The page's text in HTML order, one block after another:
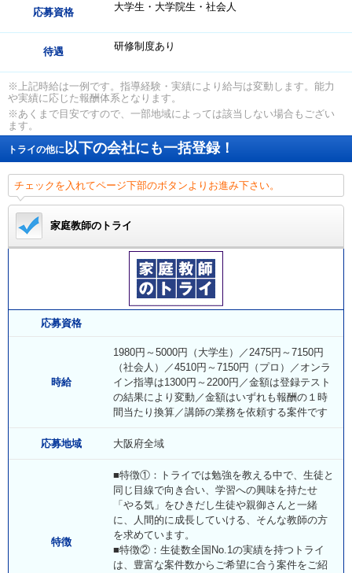
応募資格 大学生・大学院生・社会人
待遇 研修制度あり
※上記時給は一例です。指導経験・実績により給与は変動します。能力
や実績に応じた報酬体系となります。
※あくまで目安ですので、一部地域によっては該当しない場合もござい
ます。
トライの他に以下の会社にも一括登録！
チェックを入れてページ下部のボタンよりお進み下さい。
家庭教師のトライ
応募資格
時給
1980円～5000円（大学生）／2475円～7150円
（社会人）／4510円～7150円（プロ）／オンラ
イン指導は1300円～2200円／金額は登録テスト
の結果により変動／金額はいずれも報酬の１時
間当たり換算／講師の業務を依頼する案件です
応募地域 大阪府全域
特徴
■特徴①：トライでは勉強を教える中で、生徒と
同じ目線で向き合い、学習への興味を持たせ
「やる気」をひきだし生徒や親御さんと一緒
に、人間的に成長していける、そんな教師の方
を求めています。
■特徴②：生徒数全国No.1の実績を持つトライ
は、豊富な案件数からご希望に合う案件をご紹